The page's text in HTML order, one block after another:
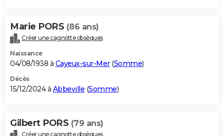
Marie PORS (86 ans)
Créer une cagnotte obsèques
Naissance
04/08/1938 à Cayeux-sur-Mer(Somme)
Décès
15/12/2024 à Abbeville (Somme)
Gilbert PORS (79 ans)
Créer une cagnotte obsèques